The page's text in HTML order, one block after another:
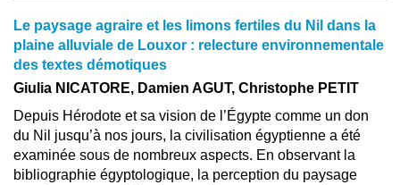
Le paysage agraire et les limons fertiles du Nil dans la
plaine alluviale de Louxor : relecture environnementale
des textes démotiques
Giulia NICATORE, Damien AGUT, Christophe PETIT
Depuis Hérodote et sa vision de l’Égypte comme un don
du Nil jusqu’à nos jours, la civilisation égyptienne a été
examinée sous de nombreux aspects. En observant la
bibliographie égyptologique, la perception du paysage